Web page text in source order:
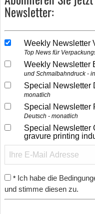
Newsletter:
Weekly Newsletter
Top News für
Weekly Newsletter
und Schmalbahndruck -
Special Newsletter
monatlich
Special Newsletter
Deutsch - monatlich
Special Newsletter
gravure printing
* Ich habe die
und stimme diesen zu.